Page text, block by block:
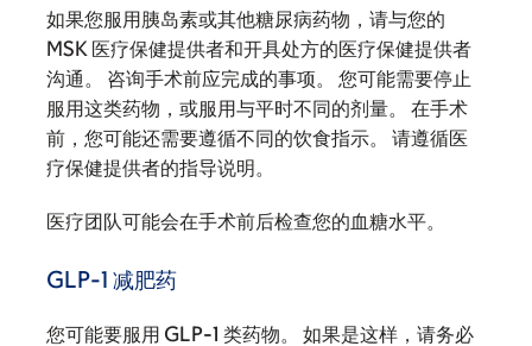
如果您服用胰岛素或其他糖尿病药物，请与您的
MSK 医疗保健提供者和开具处方的医疗保健提供者
沟通。 咨询手术前应完成的事项。 您可能需要停止
服用这类药物，或服用与平时不同的剂量。 在手术
前，您可能还需要遵循不同的饮食指示。 请遵循医
疗保健提供者的指导说明。
医疗团队可能会在手术前后检查您的血糖水平。
GLP-1 减肥药
您可能要服用 GLP-1 类药物。 如果是这样，请务必